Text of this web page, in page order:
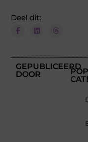
Deel dit:
GEPUBLICEERD
DOOR